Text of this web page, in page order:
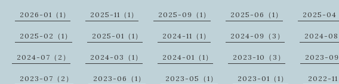
2026-01（1） 2025-11（1） 2025-09（1） 2025-06（1） 2025-04
2025-02（1） 2025-01（1） 2024-11（1） 2024-09（3） 2024-08
2024-07（2） 2024-03（1） 2024-01（1） 2023-10（3） 2023-09
2023-07（2） 2023-06（1） 2023-05（1） 2023-01（1） 2022-11